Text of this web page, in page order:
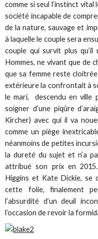
comme si seul l’instinct
société incapable de
de la nature, sauvage et
à laquelle le couple sera
couple qui survit plus
Hommes, ne vivant que de
que sa femme reste
extérieure la confrontait à
le mari, descendu en ville
soigner d’une piqûre
Kircher) avec qui il va
comme un piège
néanmoins de petites
la dureté du sujet et n’a
attribué son prix en
Higgins et Kate Dickie, se
cette folie, finalement
l’absurdité d’un deuil
l’occasion de revoir la